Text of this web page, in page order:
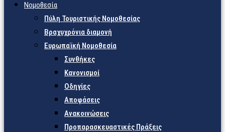
Νομοθεσία
Πύλη Τουριστικής Νομοθεσίας
Βραχυχρόνια διαμονή
Ευρωπαϊκή Νομοθεσία
Συνθήκες
Κανονισμοί
Οδηγίες
Αποφάσεις
Ανακοινώσεις
Προπαρασκευαστικές Πράξεις